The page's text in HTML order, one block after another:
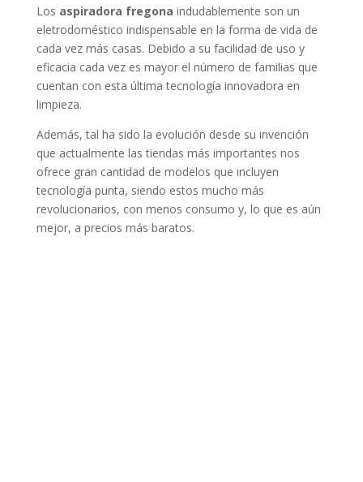
Los aspiradora fregona indudablemente son un
eletrodoméstico indispensable en la forma de vida de
cada vez más casas. Debido a su facilidad de uso y
eficacia cada vez es mayor el número de familias que
cuentan con esta última tecnología innovadora en
limpieza.
Además, tal ha sido la evolución desde su invención
que actualmente las tiendas más importantes nos
ofrece gran cantidad de modelos que incluyen
tecnología punta, siendo estos mucho más
revolucionarios, con menos consumo y, lo que es aún
mejor, a precios más baratos.